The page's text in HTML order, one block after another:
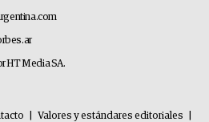
HT Media SA.
Valores y estándares editoriales